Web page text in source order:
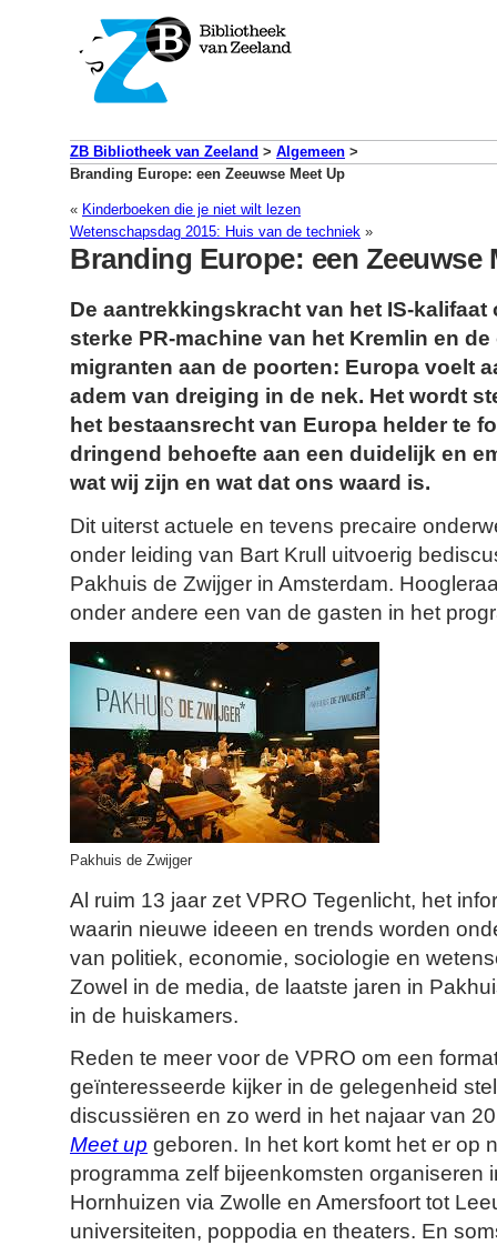
ZB Bibliotheek van Zeeland > Algemeen >
Branding Europe: een Zeeuwse Meet Up
« Kinderboeken die je niet wilt lezen
Wetenschapsdag 2015: Huis van de techniek »
Branding Europe: een Zeeuwse
De aantrekkingskracht van het IS-
sterke PR-machine van het Kremlin en
migranten aan de poorten: Europa voelt
adem van dreiging in de nek. Het wordt
het bestaansrecht van Europa helder te
dringend behoefte aan een duidelijk en
wat wij zijn en wat dat ons waard is.
Dit uiterst actuele en tevens precaire
onder leiding van Bart Krull uitvoerig
Pakhuis de Zwijger in Amsterdam.
onder andere een van de gasten in het
Pakhuis de Zwijger
Al ruim 13 jaar zet VPRO Tegenlicht, het
waarin nieuwe ideeen en trends worden
van politiek, economie, sociologie en
Zowel in de media, de laatste jaren in
in de huiskamers.
Reden te meer voor de VPRO om een
geïnteresseerde kijker in de gelegenheid
discussiëren en zo werd in het najaar van
Meet up geboren. In het kort komt het er op
programma zelf bijeenkomsten organiseren
Hornhuizen via Zwolle en Amersfoort tot
universiteiten, poppodia en theaters. En